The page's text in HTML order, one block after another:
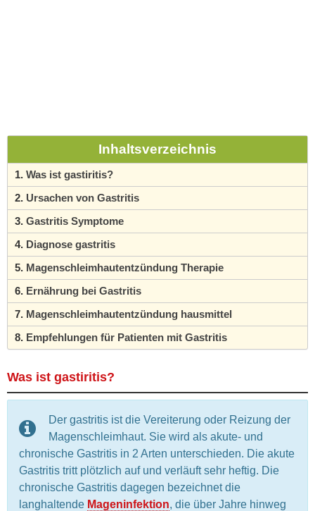
Inhaltsverzeichnis
Was ist gastiritis?
Ursachen von Gastritis
Gastritis Symptome
Diagnose gastritis
Magenschleimhautentzündung Therapie
Ernährung bei Gastritis
Magenschleimhautentzündung hausmittel
Empfehlungen für Patienten mit Gastritis
Was ist gastiritis?
Der gastritis ist die Vereiterung oder Reizung der
Magenschleimhaut. Sie wird als akute- und
chronische Gastritis in 2 Arten unterschieden. Die akute
Gastritis tritt plötzlich auf und verläuft sehr heftig. Die
chronische Gastritis dagegen bezeichnet die
langhaltende Mageninfektion, die über Jahre hinweg